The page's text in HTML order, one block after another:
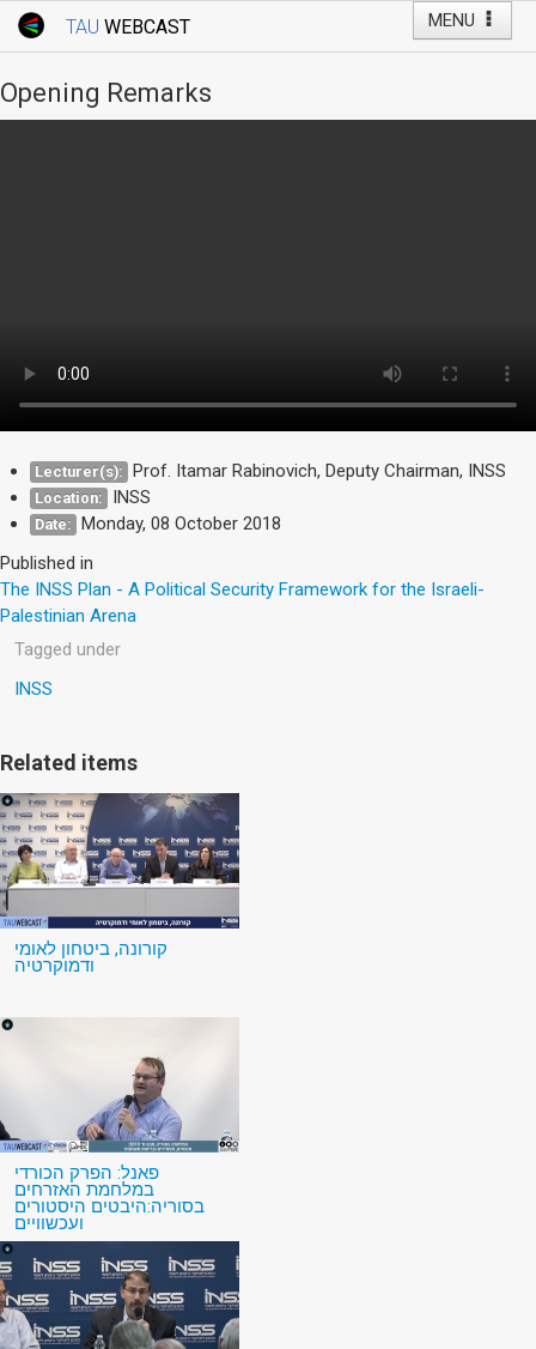
MENU
TAU WEBCAST
Webcast: Courses
Tel Aviv University
Opening Remarks
Lecturer(s): Prof. Itamar Rabinovich, Deputy Chairman, INSS
Location: INSS
Date: Monday, 08 October 2018
Published in
The INSS Plan - A Political Security Framework for the Israeli-
Palestinian Arena
Tagged under
INSS
Related items
קורונה, ביטחון לאומי
ודמוקרטיה
פאנל: הפרק הכורדי
במלחמת האזרחים
בסוריה:היבטים היסטורים
ועכשוויים